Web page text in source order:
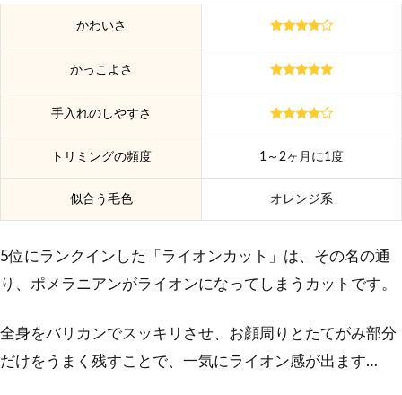
かわいさ
かっこよさ
手入れのしやすさ
トリミングの頻度 1～2ヶ月に1度
似合う毛色 オレンジ系
5位にランクインした「ライオンカット」は、その名の通
り、ポメラニアンがライオンになってしまうカットです。
全身をバリカンでスッキリさせ、お顔周りとたてがみ部分
だけをうまく残すことで、一気にライオン感が出ます…